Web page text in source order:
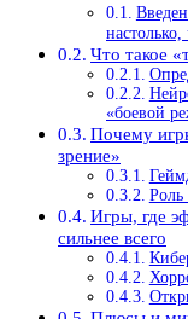
Что такое
«боевой
Почему
зрение»
Роль
Игры, где
сильнее всего